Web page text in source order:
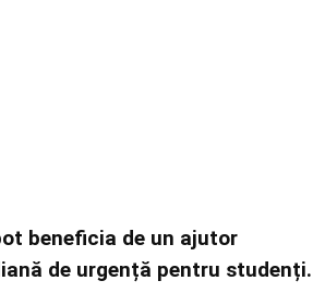
beneficia de un ajutor
de urgență pentru studenți.